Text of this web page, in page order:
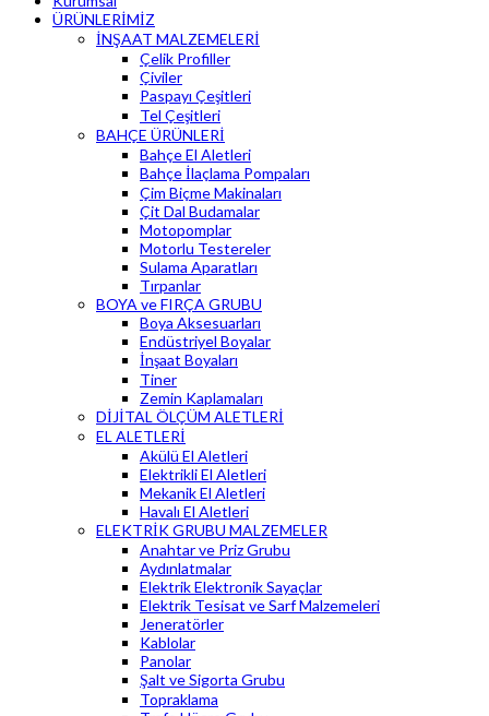
ÜRÜNLERİMİZ
İNŞAAT MALZEMELERİ
Çelik Profiller
Çiviler
Paspayı Çeşitleri
Tel Çeşitleri
BAHÇE ÜRÜNLERİ
Bahçe El Aletleri
Bahçe İlaçlama Pompaları
Çim Biçme Makinaları
Çit Dal Budamalar
Motopomplar
Motorlu Testereler
Sulama Aparatları
Tırpanlar
BOYA ve FIRÇA GRUBU
Boya Aksesuarları
Endüstriyel Boyalar
İnşaat Boyaları
Tiner
Zemin Kaplamaları
DİJİTAL ÖLÇÜM ALETLERİ
EL ALETLERİ
Akülü El Aletleri
Elektrikli El Aletleri
Mekanik El Aletleri
Havalı El Aletleri
ELEKTRİK GRUBU MALZEMELER
Anahtar ve Priz Grubu
Aydınlatmalar
Elektrik Elektronik Sayaçlar
Elektrik Tesisat ve Sarf Malzemeleri
Jeneratörler
Kablolar
Panolar
Şalt ve Sigorta Grubu
Topraklama